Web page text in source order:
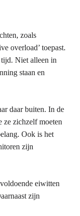
zoals
overload’ toepast.
Niet alleen in
staan en
daar buiten. In de
ze zichzelf moeten
Ook is het
zijn
eiwitten
zijn